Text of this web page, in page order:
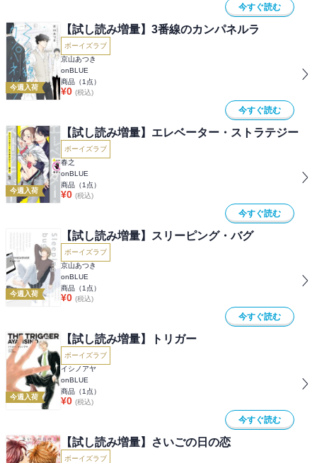
今すぐ読む
今週入荷
【試し読み増量】3番線のカンパネルラ
ボーイズラブ
京山あつき
onBLUE
商品（1 点）
¥0 (税込)
今すぐ読む
今週入荷
【試し読み増量】エレベーター・ストラテジー
ボーイズラブ
春之
onBLUE
商品（1 点）
¥0 (税込)
今すぐ読む
今週入荷
【試し読み増量】スリーピング・バグ
ボーイズラブ
京山あつき
onBLUE
商品（1 点）
¥0 (税込)
今すぐ読む
今週入荷
【試し読み増量】トリガー
ボーイズラブ
イシノアヤ
onBLUE
商品（1 点）
¥0 (税込)
今すぐ読む
【試し読み増量】さいごの日の恋
ボーイズラブ